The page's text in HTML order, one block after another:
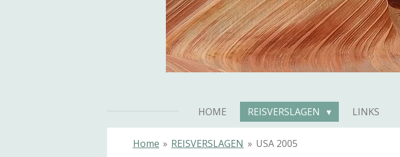
HOME REISVERSLAGEN LINKS
Home » REISVERSLAGEN » USA 2005